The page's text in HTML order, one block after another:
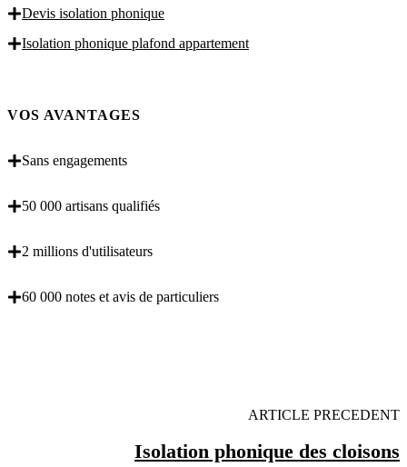
Devis isolation phonique
Isolation phonique plafond appartement
VOS AVANTAGES
Sans engagements
50 000 artisans qualifiés
2 millions d'utilisateurs
60 000 notes et avis de particuliers
ARTICLE PRECEDENT
Isolation phonique des cloisons